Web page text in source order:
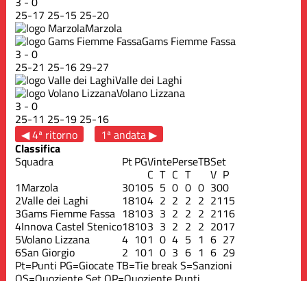
25-17 25-15 25-20
Marzola
Gams Fiemme Fassa
3 -0
25-21 25-16 29-27
Valle dei Laghi
Volano Lizzana
3 -0
25-11 25-19 25-16
◀ 4ª ritorno
1ª andata ▶
Classifica
Squadra PtPGVintePerseTBSet
C T C T V P
1Marzola 30105 5 0 0 0 300
2Valle dei Laghi 18104 2 2 2 2 2115
3Gams Fiemme Fassa 18103 3 2 2 2 2116
4Innova Castel Stenico18103 3 2 2 2 2017
5Volano Lizzana 4 101 0 4 5 1 6 27
6San Giorgio 2 101 0 3 6 1 6 29
Pt=Punti PG=GiocateTB=Tie breakS=Sanzioni